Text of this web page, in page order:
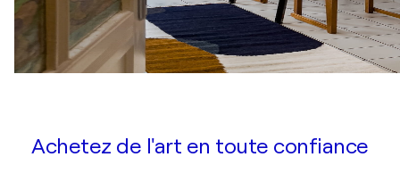
Achetez de l'art en toute confiance